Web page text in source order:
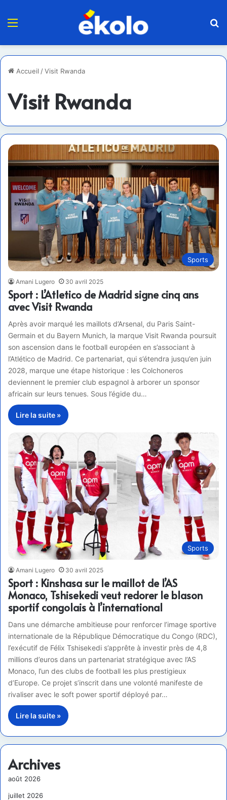
Menu
Accueil /Visit Rwanda
Visit Rwanda
Sports
Amani Lugero 30 avril 2025
Sport : L’Atletico de Madrid signe cinq ans
avec Visit Rwanda
Après avoir marqué les maillots d’Arsenal, du Paris Saint-
Germain et du Bayern Munich, la marque Visit Rwanda poursuit
son ascension dans le football européen en s’associant à
l’Atlético de Madrid. Ce partenariat, qui s’étendra jusqu’en juin
2028, marque une étape historique : les Colchoneros
deviennent le premier club espagnol à arborer un sponsor
africain sur leurs tenues. Sous l’égide du…
Lire la suite »
Sports
Amani Lugero 30 avril 2025
Sport : Kinshasa sur le maillot de l’AS
Monaco, Tshisekedi veut redorer le blason
sportif congolais à l’international
Dans une démarche ambitieuse pour renforcer l’image sportive
internationale de la République Démocratique du Congo (RDC),
l’exécutif de Félix Tshisekedi s’apprête à investir près de 4,8
millions d’euros dans un partenariat stratégique avec l’AS
Monaco, l’un des clubs de football les plus prestigieux
d’Europe. Ce projet s’inscrit dans une volonté manifeste de
rivaliser avec le soft power sportif déployé par…
Lire la suite »
Archives
août 2026
juillet 2026